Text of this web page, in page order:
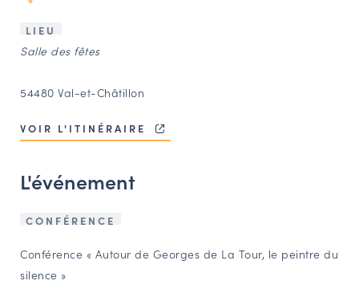
Annuaire
BOURSE D’ÉCHANGE
CARTES DES NAUDIN
Espace acteurs
NAVIGATION FILTRÉE « ACTEURS »
LIEU
Salle des fêtes
54480 Val-et-Châtillon
VOIR L'ITINÉRAIRE
L'événement
CONFÉRENCE
Conférence « Autour de Georges de La Tour, le peintre du
silence »